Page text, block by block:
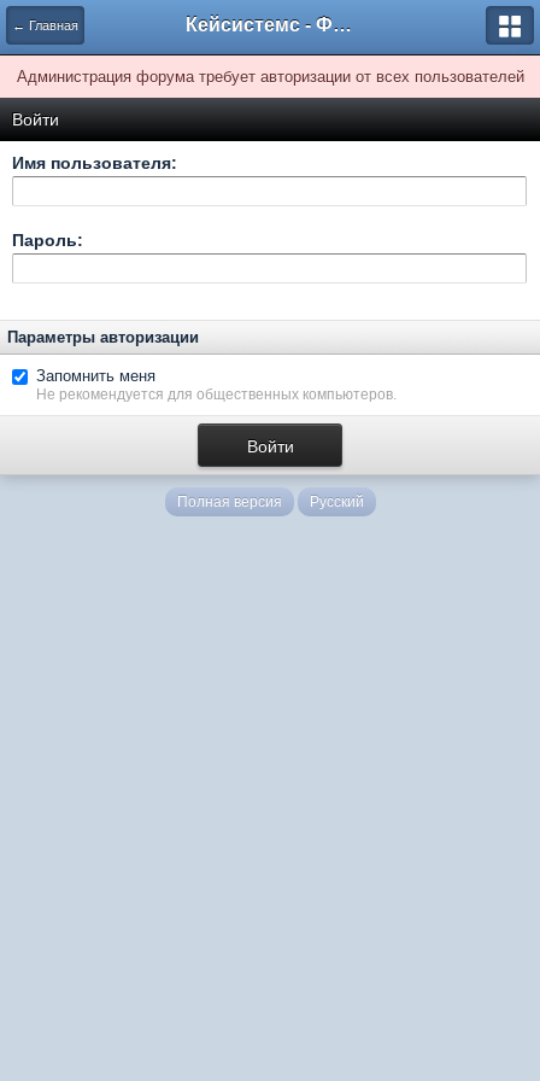
← Главная Кейсистемс - Форумы
Администрация форума требует авторизации от всех пользователей
Войти
Имя пользователя:
Пароль:
Параметры авторизации
Запомнить меня
Не рекомендуется для общественных компьютеров.
Полная версия Русский